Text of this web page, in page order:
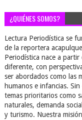
¿QUIÉNES SOMOS?
Lectura Periodística se
de la reportera
Periodística nace a
diferente, con
ser abordados como las
humanos e infancias.
temas prioritarios como
naturales, demanda
y turismo. Nuestra